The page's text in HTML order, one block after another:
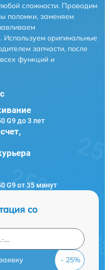
сложности. Проводим
поломки, заменяем
Используем оригинальные
запчасти, после
функций и
G9 до 3 лет
G9 от 35 минут
со